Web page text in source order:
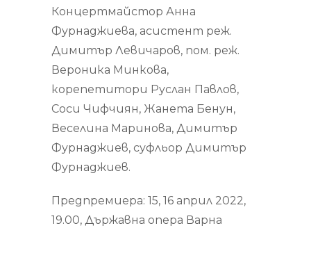
Концертмайстор Анна
Фурнаджиева, асистент реж.
Димитър Левичаров, пом. реж.
Вероника Минкова,
корепетитори Руслан Павлов,
Соси Чифчиян, Жанета Бенун,
Веселина Маринова, Димитър
Фурнаджиев, суфльор Димитър
Фурнаджиев.
Предпремиера: 15, 16 април 2022,
19.00, Държавна опера Варна